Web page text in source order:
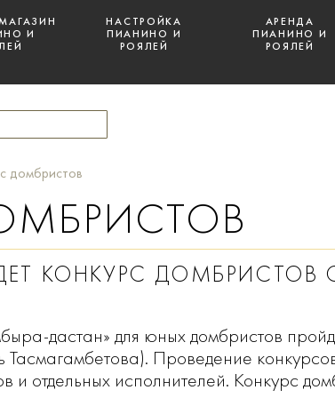
И
НАСТРОЙКА
ПИАНИНО И
РОЯЛЕЙ
АРЕНДА
ПИАНИНО И
РОЯЛЕЙ
домбристов
КОНКУРС
дастан» для юных домбристов
Проведение
и отдельных исполнителей. Конкурс